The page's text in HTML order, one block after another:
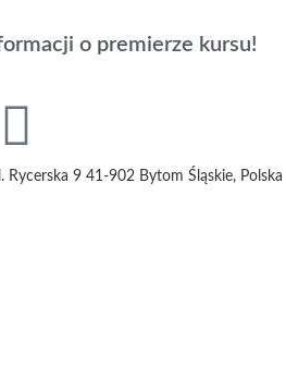
o premierze kursu!
Rycerska 9 41-902 Bytom Śląskie, Polska